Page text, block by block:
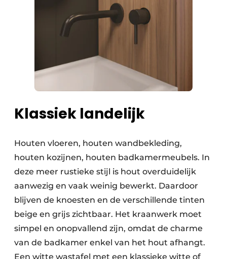
Klassiek landelijk
Houten vloeren, houten wandbekleding,
houten kozijnen, houten badkamermeubels. In
deze meer rustieke stijl is hout overduidelijk
aanwezig en vaak weinig bewerkt. Daardoor
blijven de knoesten en de verschillende tinten
beige en grijs zichtbaar. Het kraanwerk moet
simpel en onopvallend zijn, omdat de charme
van de badkamer enkel van het hout afhangt.
Een witte wastafel met een klassieke witte of